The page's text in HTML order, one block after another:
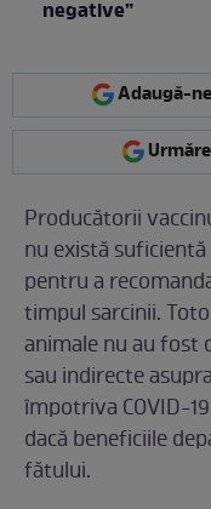
negative”
Adaugă-
Producătorii
nu există
pentru a
timpul sarcinii.
animale nu au fost
sau indirecte
împotriva COVID-
dacă beneficiile
fătului.